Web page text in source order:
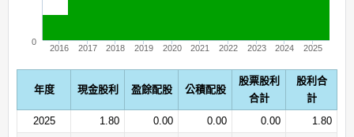
2016 2017 2018 2019 2020 2021 2022 2023 2024 2025
0
年度 現金股利 盈餘配股 公積配股
股票股利
合計
股利合
計
2025
1.80 0.00 0.00 0.00
1.80